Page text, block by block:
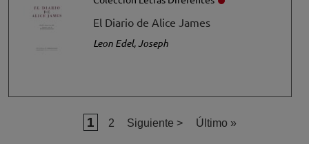
El Diario de Alice James
Leon Edel, Joseph
Página actual
1 Página
2 Siguiente página
Siguiente > Última página
Último »